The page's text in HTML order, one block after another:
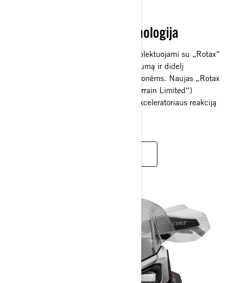
Pirmaujanti variklių technologija
„Lynx Xterrain“ sniego motociklai komplektuojami su „Rotax“
varikliais, kurie užtikrina galią, patikimumą ir didelį
nuvažiuojamą atstumą visoms jūsų kelionėms. Naujas „Rotax
600RR E-TEC“ variklio variantas („Xterrain Limited“)
suteikia dar daugiau galios, aštresnę akceleratoriaus reakciją